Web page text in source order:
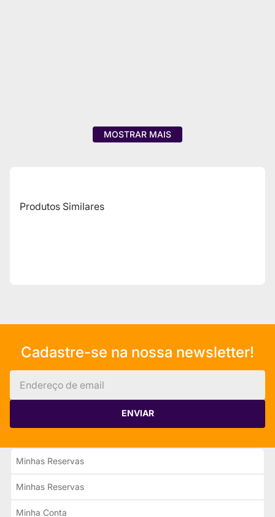
MOSTRAR MAIS
Produtos Similares
Cadastre-se na nossa newsletter!
ENVIAR
Minhas Reservas
Minhas Reservas
Minha Conta